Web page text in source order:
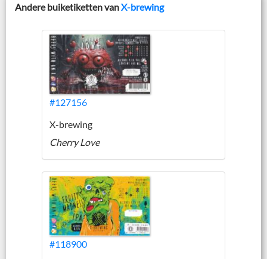
Andere buiketiketten vanX-brewing
#127156
X-brewing
Cherry Love
#118900